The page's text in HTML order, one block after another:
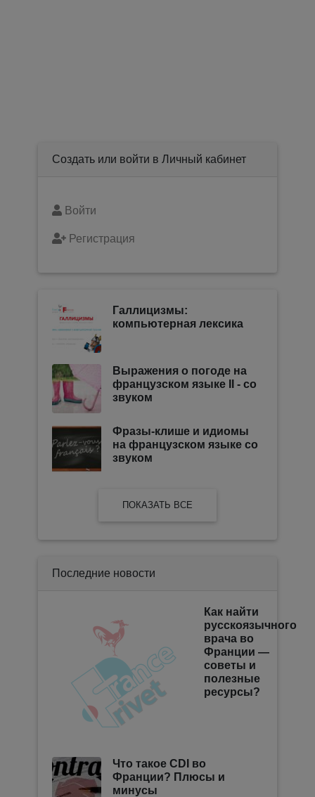
Создать или войти в Личный кабинет
Войти
Регистрация
Галлицизмы:
компьютерная лексика
Выражения о погоде на
французском языке II - со
звуком
Фразы-клише и идиомы
на французском языке со
звуком
ПОКАЗАТЬ ВСЕ
Последние новости
Как найти
русскоязычного
врача во
Франции —
советы и
полезные
ресурсы?
Что такое CDI во
Франции? Плюсы и
минусы